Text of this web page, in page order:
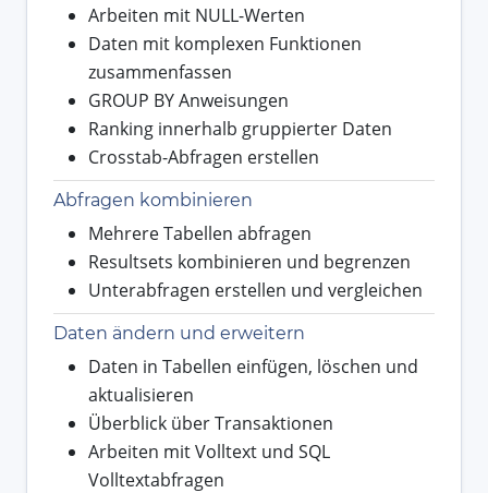
Arbeiten mit NULL-Werten
Daten mit komplexen Funktionen
zusammenfassen
GROUP BY Anweisungen
Ranking innerhalb gruppierter Daten
Crosstab-Abfragen erstellen
Abfragen kombinieren
Mehrere Tabellen abfragen
Resultsets kombinieren und begrenzen
Unterabfragen erstellen und vergleichen
Daten ändern und erweitern
Daten in Tabellen einfügen, löschen und
aktualisieren
Überblick über Transaktionen
Arbeiten mit Volltext und SQL
Volltextabfragen